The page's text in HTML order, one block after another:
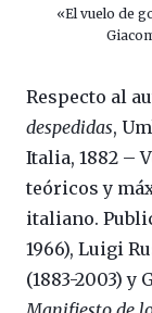
«El vuelo de
Respecto al
despedidas,
Italia, 1882 –
teóricos y
italiano.
1966), Luigi
(1883-2003) y